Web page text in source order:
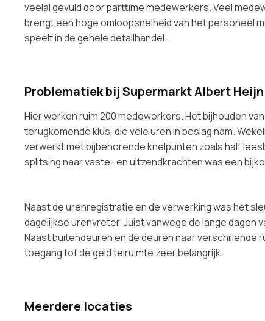
veelal gevuld door parttime medewerkers. Veel
brengt een hoge omloopsnelheid van het personeel
speelt in de gehele detailhandel.
Problematiek bij Supermarkt Albert
Hier werken ruim 200 medewerkers. Het bijhouden
terugkomende klus, die vele uren in beslag nam.
verwerkt met bijbehorende knelpunten zoals half
splitsing naar vaste- en uitzendkrachten was een
Naast de urenregistratie en de verwerking was het
dagelijkse urenvreter. Juist vanwege de lange dagen
Naast buitendeuren en de deuren naar verschillende
toegang tot de geld telruimte zeer belangrijk.
Meerdere locaties